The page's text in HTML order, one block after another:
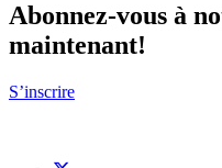
Abonnez-vous à
maintenant!
S’inscrire